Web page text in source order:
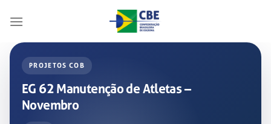
PROJETOS COB
EG 62 Manutenção de Atletas –
Novembro